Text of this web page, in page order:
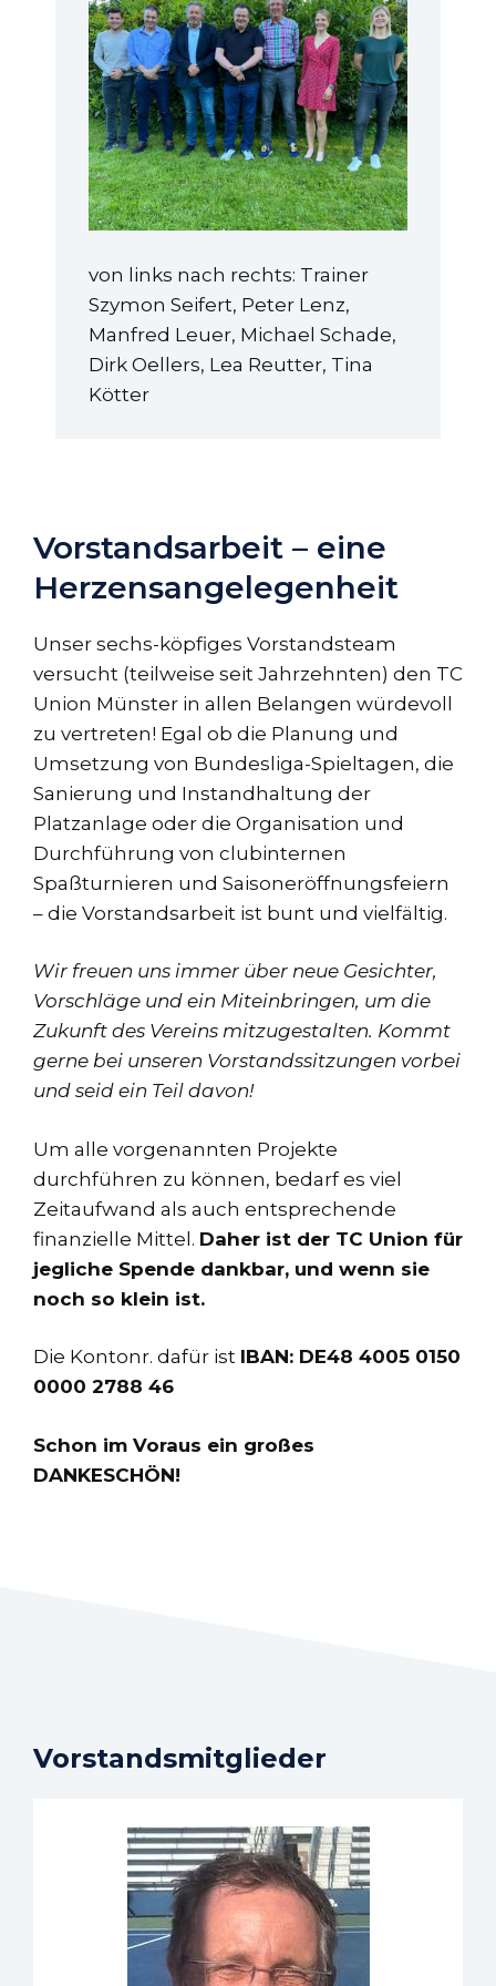
Vorstandsarbeit – eine
Herzensangelegenheit
Unser sechs-köpfiges Vorstandsteam
versucht (teilweise seit Jahrzehnten) den TC
Union Münster in allen Belangen würdevoll
zu vertreten! Egal ob die Planung und
Umsetzung von Bundesliga-Spieltagen, die
Sanierung und Instandhaltung der
Platzanlage oder die Organisation und
Durchführung von clubinternen
Spaßturnieren und Saisoneröffnungsfeiern
– die Vorstandsarbeit ist bunt und vielfältig.
Wir freuen uns immer über neue Gesichter,
Vorschläge und ein Miteinbringen, um die
Zukunft des Vereins mitzugestalten. Kommt
gerne bei unseren Vorstandssitzungen vorbei
und seid ein Teil davon!
Um alle vorgenannten Projekte
durchführen zu können, bedarf es viel
Zeitaufwand als auch entsprechende
finanzielle Mittel. Daher ist der TC Union für
jegliche Spende dankbar, und wenn sie
noch so klein ist.
Die Kontonr. dafür ist IBAN: DE48 4005 0150
0000 2788 46
Schon im Voraus ein großes
DANKESCHÖN!
von links nach rechts: Trainer
Szymon Seifert, Peter Lenz,
Manfred Leuer, Michael Schade,
Dirk Oellers, Lea Reutter, Tina
Kötter
Vorstandsmitglieder